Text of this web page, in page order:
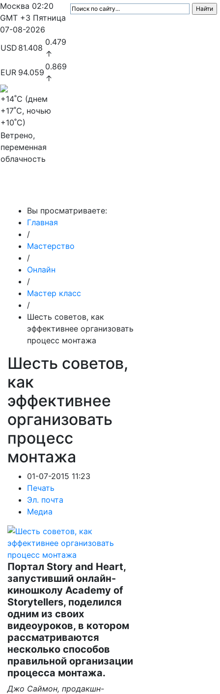
Москва 02:20
GMT +3 Пятница
07-08-2026
USD 81.408
0.479
↑
EUR 94.059
0.869
↑
+14˚C (днем
+17˚C, ночью
+10˚C)
Ветрено,
переменная
облачность
Вы просматриваете:
Главная
/
Мастерство
/
Онлайн
/
Мастер класс
/
Шесть советов, как
эффективнее организовать
процесс монтажа
Шесть советов,
как
эффективнее
организовать
процесс
монтажа
01-07-2015 11:23
Печать
Эл. почта
Медиа
Портал Story and Heart,
запустивший онлайн-
киношколу Academy of
Storytellers, поделился
одним из своих
видеоуроков, в котором
рассматриваются
несколько способов
правильной организации
процесса монтажа.
Джо Саймон, продакшн-